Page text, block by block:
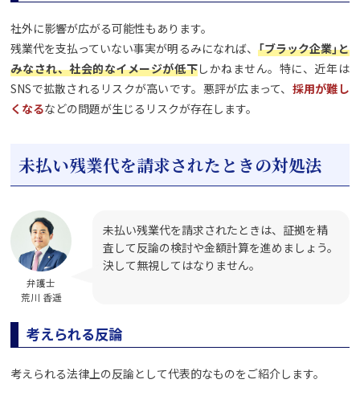
社外に影響が広がる可能性もあります。
残業代を支払っていない事実が明るみになれば、 「ブラック企業」と
みなされ、社会的なイメージが低下しかねません。特に、近年は
SNSで拡散されるリスクが高いです。悪評が広まって、 採用が難し
くなるなどの問題が生じるリスクが存在します。
未払い残業代を請求されたときの対処法
弁護士
荒川 香遥
未払い残業代を請求されたときは、証拠を精
査して反論の検討や金額計算を進めましょう。
決して無視してはなりません。
考えられる反論
考えられる法律上の反論として代表的なものをご紹介します。